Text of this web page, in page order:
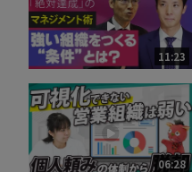
11:23
06:28